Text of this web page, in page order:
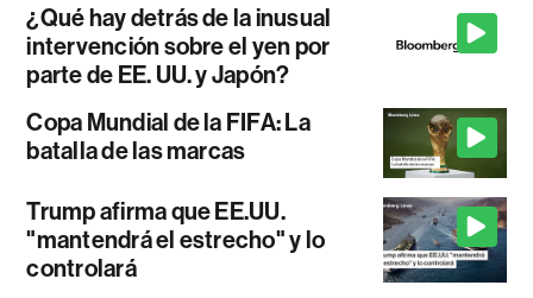
¿Qué hay detrás de la inusual
intervención sobre el yen por
parte de EE. UU. y Japón?
Copa Mundial de la FIFA: La
batalla de las marcas
Trump afirma que EE.UU.
"mantendrá el estrecho" y lo
controlará